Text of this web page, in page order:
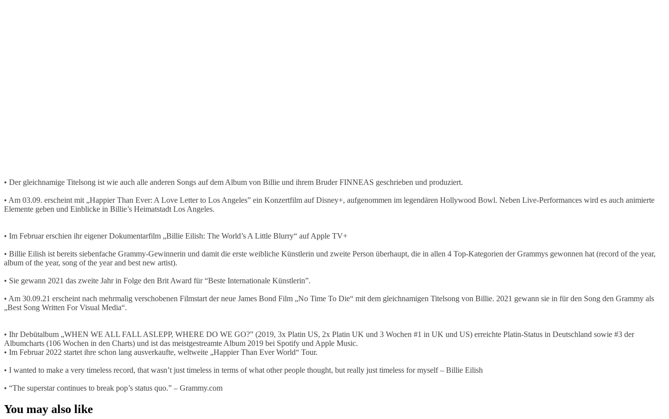
• Der gleichnamige Titelsong ist wie auch alle anderen Songs auf dem Album von Billie und ihrem Bruder FINNEAS geschrieben und produziert.
• Am 03.09. erscheint mit „Happier Than Ever: A Love Letter to Los Angeles” ein Konzertfilm auf Disney+, aufgenommen im legendären Hollywood Bowl. Neben Live-Performances wird es auch animierte
Elemente geben und Einblicke in Billie’s Heimatstadt Los Angeles.
• Im Februar erschien ihr eigener Dokumentarfilm „Billie Eilish: The World’s A Little Blurry“ auf Apple TV+
• Billie Eilish ist bereits siebenfache Grammy-Gewinnerin und damit die erste weibliche Künstlerin und zweite Person überhaupt, die in allen 4 Top-Kategorien der Grammys gewonnen hat (record of the year,
album of the year, song of the year and best new artist).
• Sie gewann 2021 das zweite Jahr in Folge den Brit Award für “Beste Internationale Künstlerin”.
• Am 30.09.21 erscheint nach mehrmalig verschobenen Filmstart der neue James Bond Film „No Time To Die“ mit dem gleichnamigen Titelsong von Billie. 2021 gewann sie in für den Song den Grammy als
„Best Song Written For Visual Media“.
• Ihr Debütalbum „WHEN WE ALL FALL ASLEPP, WHERE DO WE GO?” (2019, 3x Platin US, 2x Platin UK und 3 Wochen #1 in UK und US) erreichte Platin-Status in Deutschland sowie #3 der
Albumcharts (106 Wochen in den Charts) und ist das meistgestreamte Album 2019 bei Spotify und Apple Music.
• Im Februar 2022 startet ihre schon lang ausverkaufte, weltweite „Happier Than Ever World“ Tour.
• I wanted to make a very timeless record, that wasn’t just timeless in terms of what other people thought, but really just timeless for myself – Billie Eilish
• “The superstar continues to break pop’s status quo.” – Grammy.com
You may also like